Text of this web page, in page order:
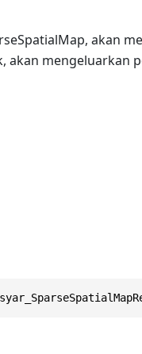
akan
mengeluarkan